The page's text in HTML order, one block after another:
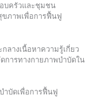
บครัวและชุมชน
ขภาพเพื่อการฟื้นฟู
ลางเนื้อหาความรู้เกี่ยว
การทางกายภาพบำบัดใน
ำบัดเพื่อการฟื้นฟู